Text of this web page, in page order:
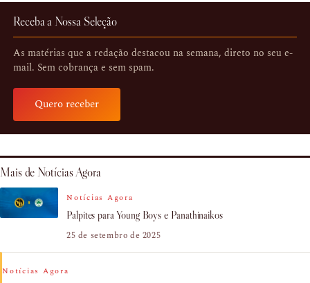
Receba a Nossa Seleção
As matérias que a redação destacou na semana, direto no seu e-
mail. Sem cobrança e sem spam.
Quero receber
Mais de Notícias Agora
Notícias Agora
Palpites para Young Boys e Panathinaikos
25 de setembro de 2025
Notícias Agora